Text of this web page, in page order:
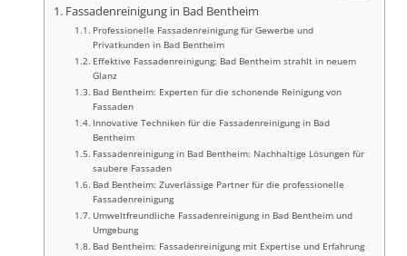
Fassadenreinigung in Bad Bentheim
Professionelle Fassadenreinigung für Gewerbe und
Privatkunden in Bad Bentheim
Effektive Fassadenreinigung: Bad Bentheim strahlt in neuem
Glanz
Bad Bentheim: Experten für die schonende Reinigung von
Fassaden
Innovative Techniken für die Fassadenreinigung in Bad
Bentheim
Fassadenreinigung in Bad Bentheim: Nachhaltige Lösungen für
saubere Fassaden
Bad Bentheim: Zuverlässige Partner für die professionelle
Fassadenreinigung
Umweltfreundliche Fassadenreinigung in Bad Bentheim und
Umgebung
Bad Bentheim: Fassadenreinigung mit Expertise und Erfahrung